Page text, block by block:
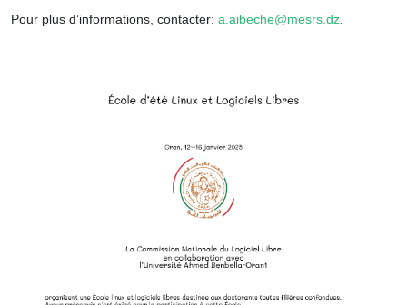
Pour plus d’informations, contacter: a.aibeche@mesrs.dz